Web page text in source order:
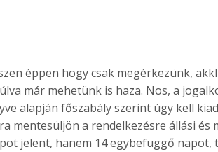
éppen hogy csak megérkezünk,
már mehetünk is haza. Nos, a
alapján főszabály szerint úgy kell
mentesüljön a rendelkezésre állási és
jelent, hanem 14 egybefüggő